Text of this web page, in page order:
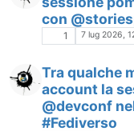
con
1 7 lug 2026,
Tra qualche
account la
@devconf
#Fediverso